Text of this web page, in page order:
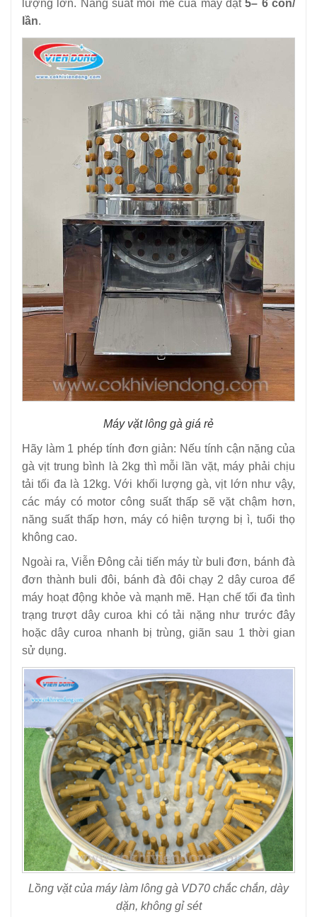
lượng lớn. Năng suất mỗi mẻ của máy đặt5– 6 con/
lần.
Máy vặt lông gà giá rẻ
Hãy làm 1 phép tính đơn giản: Nếu tính cận nặng của
gà vịt trung bình là 2kg thì mỗi lần vặt, máy phải chịu
tải tối đa là 12kg. Với khối lượng gà, vịt lớn như vậy,
các máy có motor công suất thấp sẽ vặt chậm hơn,
năng suất thấp hơn, máy có hiện tượng bị ì, tuổi thọ
không cao.
Ngoài ra, Viễn Đông cải tiến máy từ buli đơn, bánh đà
đơn thành buli đôi, bánh đà đôi chạy 2 dây curoa để
máy hoạt động khỏe và mạnh mẽ. Hạn chế tối đa tình
trạng trượt dây curoa khi có tải nặng như trước đây
hoặc dây curoa nhanh bị trùng, giãn sau 1 thời gian
sử dụng.
Lồng vặt của máy làm lông gà VD70 chắc chắn, dày
dặn, không gỉ sét